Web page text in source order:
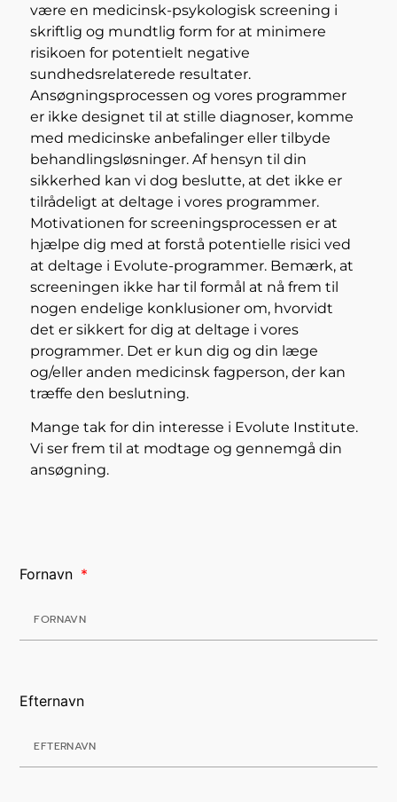
være en medicinsk-psykologisk screening i
skriftlig og mundtlig form for at minimere
risikoen for potentielt negative
sundhedsrelaterede resultater.
Ansøgningsprocessen og vores programmer
er ikke designet til at stille diagnoser, komme
med medicinske anbefalinger eller tilbyde
behandlingsløsninger. Af hensyn til din
sikkerhed kan vi dog beslutte, at det ikke er
tilrådeligt at deltage i vores programmer.
Motivationen for screeningsprocessen er at
hjælpe dig med at forstå potentielle risici ved
at deltage i Evolute-programmer. Bemærk, at
screeningen ikke har til formål at nå frem til
nogen endelige konklusioner om, hvorvidt
det er sikkert for dig at deltage i vores
programmer. Det er kun dig og din læge
og/eller anden medicinsk fagperson, der kan
træffe den beslutning.
Mange tak for din interesse i Evolute Institute.
Vi ser frem til at modtage og gennemgå din
ansøgning.
Fornavn
Efternavn